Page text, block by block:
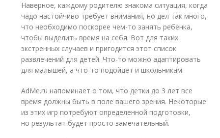
Наверное, каждому родителю знакома ситуация, когда
чадо настойчиво требует внимания, но дел так много,
что необходимо поскорее чем-то занять ребенка,
чтобы выделить время на себя. Вот для таких
экстренных случаев и пригодится этот список
развлечений для детей. Что-то можно адаптировать
для малышей, а что-то подойдет и школьникам.
AdMe.ru напоминает о том, что детки до 3 лет все
время должны быть в поле вашего зрения. Некоторые
из этих игр потребуют определенной подготовки,
но результат будет просто замечательный.